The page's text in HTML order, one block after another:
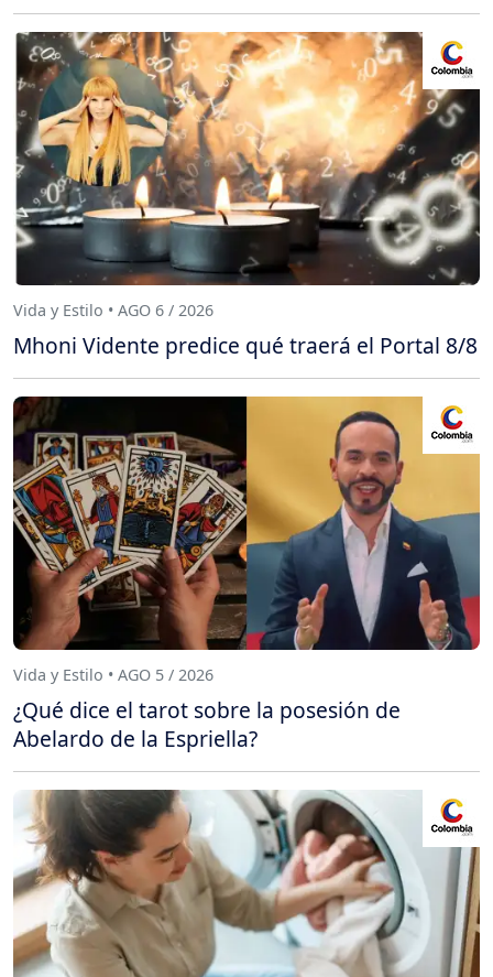
Vida y Estilo • AGO 6 / 2026
Mhoni Vidente predice qué traerá el Portal 8/8
Vida y Estilo • AGO 5 / 2026
¿Qué dice el tarot sobre la posesión de
Abelardo de la Espriella?